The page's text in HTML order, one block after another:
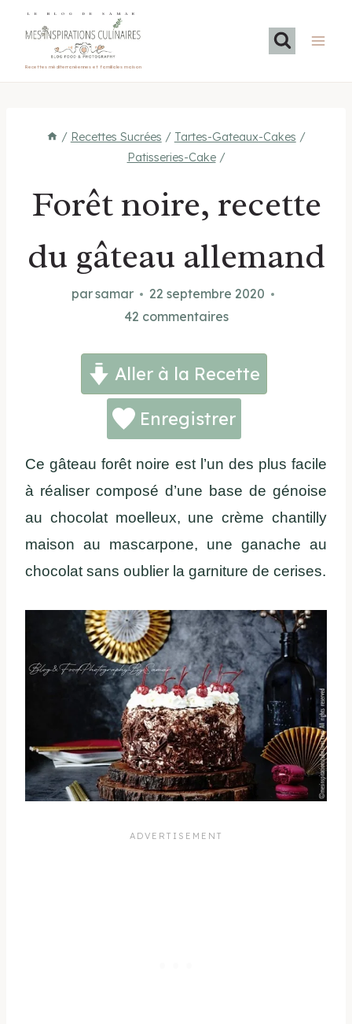
LE BLOG DE SAMAR
Recettes méditerranéennes et familiales maison
/ Recettes Sucrées / Tartes-Gateaux-Cakes /
Patisseries-Cake /
Forêt noire, recette
du gâteau allemand
parsamar
22 septembre 2020
42 commentaires
Aller à la Recette
Enregistrer
Ce gâteau forêt noire est l’un des plus facile
à réaliser composé d’une base de génoise
au chocolat moelleux, une crème chantilly
maison au mascarpone, une ganache au
chocolat sans oublier la garniture de cerises.